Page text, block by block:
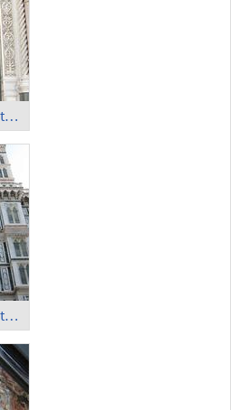
Florence - Cathedral Santa Maria del Fiore; Main Entrance
Florence - Cathedral Santa Maria del Fiore; Main Front